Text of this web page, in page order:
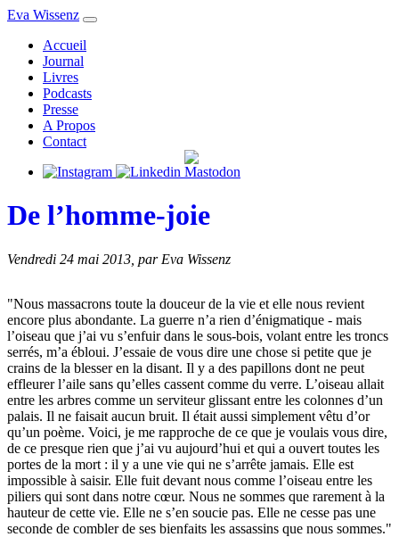
Eva Wissenz
Accueil
Journal
Livres
Podcasts
Presse
A Propos
Contact
De l’homme-joie
Vendredi 24 mai 2013 par Eva Wissenz
"Nous massacrons toute la douceur de la vie et elle nous revient
encore plus abondante. La guerre n’a rien d’énigmatique - mais
l’oiseau que j’ai vu s’enfuir dans le sous-bois, volant entre les troncs
serrés, m’a ébloui. J’essaie de vous dire une chose si petite que je
crains de la blesser en la disant. Il y a des papillons dont ne peut
effleurer l’aile sans qu’elles cassent comme du verre. L’oiseau allait
entre les arbres comme un serviteur glissant entre les colonnes d’un
palais. Il ne faisait aucun bruit. Il était aussi simplement vêtu d’or
qu’un poème. Voici, je me rapproche de ce que je voulais vous dire,
de ce presque rien que j’ai vu aujourd’hui et qui a ouvert toutes les
portes de la mort : il y a une vie qui ne s’arrête jamais. Elle est
impossible à saisir. Elle fuit devant nous comme l’oiseau entre les
piliers qui sont dans notre cœur. Nous ne sommes que rarement à la
hauteur de cette vie. Elle ne s’en soucie pas. Elle ne cesse pas une
seconde de combler de ses bienfaits les assassins que nous sommes."